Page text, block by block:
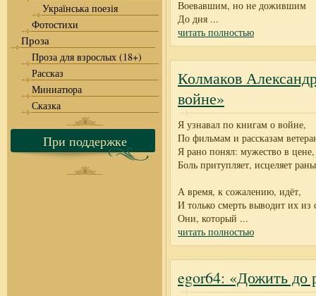
Українська поезія
Фотостихи
Проза
Проза для взрослых (18+)
Рассказ
Миниатюра
Сказка
При поддержке
Воевавшим, но не дожившим
До дня ...
читать полностью
Колмаков
войне»
Я узнавал по книгам о войне,
По фильмам и рассказам
Я рано понял: мужество в цене,
Боль притупляет, исцеляет
А время, к сожалению, идёт,
И только смерть выводит их из
Они, который ...
читать полностью
egor64: «Дожить до